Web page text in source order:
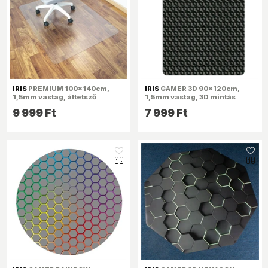
IRIS PREMIUM 100x140cm,
1,5mm vastag, áttetsző
dobozban
9 999 Ft
IRISGAMER 3D 90x120cm,
1,5mm vastag, 3D mintás
7 999 Ft
like_16 like_16